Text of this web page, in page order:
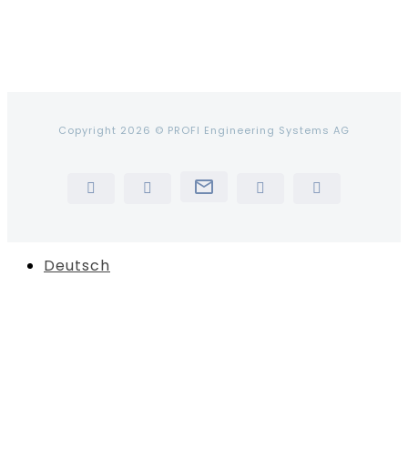
Copyright 2026 © PROFI Engineering Systems AG
LinkedInYouTubeNewsletterInstagramTiktok
Deutsch